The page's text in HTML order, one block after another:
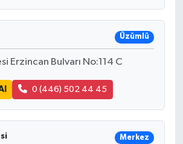
Üzümlü
Erzincan Bulvarı No:114 C
0 (446) 502 44 45
Merkez